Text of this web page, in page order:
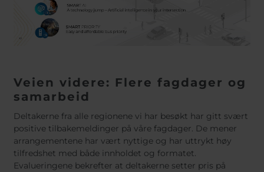
Veien videre: Flere fagdager og
samarbeid
Deltakerne fra alle regionene vi har besøkt har gitt svært
positive tilbakemeldinger på våre fagdager. De mener
arrangementene har vært nyttige og har uttrykt høy
tilfredshet med både innholdet og formatet.
Evalueringene bekrefter at deltakerne setter pris på